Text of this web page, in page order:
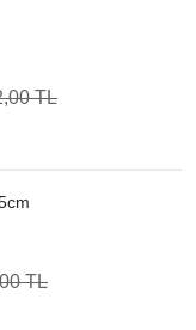
TL
TL